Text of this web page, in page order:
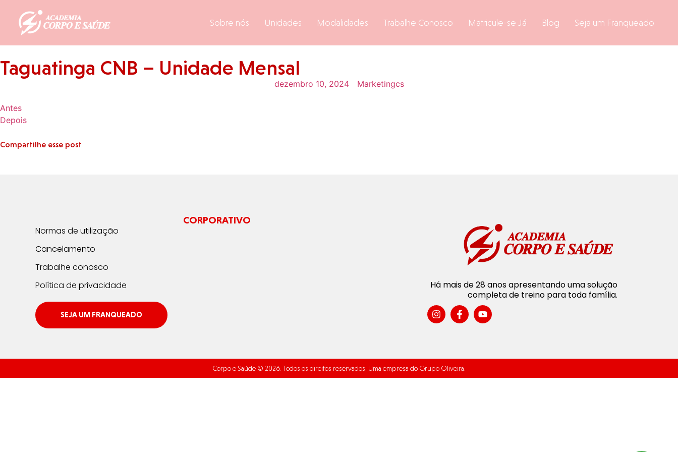
Sobre nós Unidades Modalidades Trabalhe Conosco Matricule-se Já Blog Seja um Franqueado
Taguatinga CNB – Unidade Mensal
dezembro 10, 2024 Marketingcs
Antes
Depois
Compartilhe esse post
CORPORATIVO
Normas de utilização
Cancelamento
Trabalhe conosco
Política de privacidade
SEJA UM FRANQUEADO
Há mais de 28 anos apresentando uma solução
completa de treino para toda família.
Corpo e Saúde © 2026. Todos os direitos reservados. Uma empresa do Grupo Oliveira.